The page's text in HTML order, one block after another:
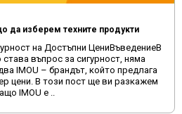
да изберем техните продукти
на Достъпни ЦениВъведениеВ
въпрос за сигурност, няма
IMOU – брандът, който предлага
цени. В този пост ще ви разкажем
IMOU е ..